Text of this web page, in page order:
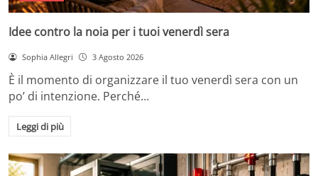
Idee contro la noia per i tuoi venerdì sera
Sophia Allegri 3 Agosto 2026
È il momento di organizzare il tuo venerdì sera con un
po’ di intenzione. Perché…
Leggi di più